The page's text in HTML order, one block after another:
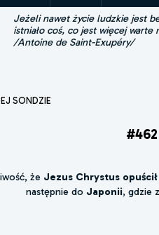
Jeżeli nawet życie ludzkie jest
istniało coś, co jest więcej
/Antoine de Saint-Exupéry/
SONDZIE
#462
że Jezus Chrystus
następnie do Japonii, gdzie